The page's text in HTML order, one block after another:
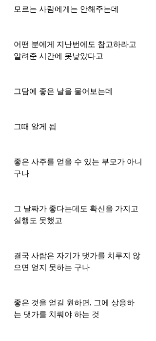
모르는 사람에게는 안해주는데
어떤 분에게 지난번에도 참고하라고
알려준 시간에 못낳았다고
그담에 좋은 날을 물어보는데
그때 알게 됨
좋은 사주를 얻을 수 있는 부모가 아니
구나
그 날짜가 좋다는데도 확신을 가지고
실행도 못했고
결국 사람은 자기가 댓가를 치루지 않
으면 얻지 못하는 구나
좋은 것을 얻길 원하면, 그에 상응하
는 댓가를 치뤄야 하는 것